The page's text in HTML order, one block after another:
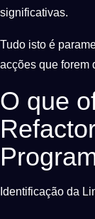
significativas.
Tudo isto é
acções que forem
O que
Identificação da